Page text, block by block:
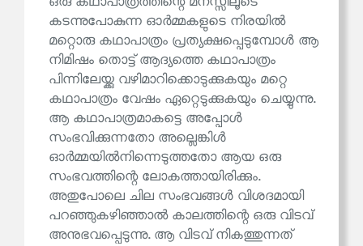
കടന്നുപോകുന്ന ഓര്‍മ്മകളുടെ നിരയില്‍
മറ്റൊരു കഥാപാത്രം പ്രത്യക്ഷപ്പെടുമ്പോൾ ആ
നിമിഷം തൊട്ട് ആദ്യത്തെ കഥാപാത്രം
പിന്നിലേയ്ക്കു വഴിമാറിക്കൊടുക്കുകയും മറ്റെ
കഥാപാത്രം വേഷം ഏറ്റെടുക്കുകയും ചെയ്യുന്നു.
ആ കഥാപാത്രമാകട്ടെ അപ്പോള്‍
സംഭവിക്കുന്നതോ അല്ലെങ്കിൾ
ഓര്‍മ്മയില്‍നിന്നെടുത്തതോ ആയ ഒരു
സംഭവത്തിന്റെ ലോകത്തായിരിക്കും.
അതുപോലെ ചില സംഭവങ്ങള്‍ വിശദമായി
പറഞ്ഞുകഴിഞ്ഞാൽ കാലത്തിന്റെ ഒരു വിടവ്
അനുഭവപ്പെടുന്നു. ആ വിടവ് നികത്തുന്നത്